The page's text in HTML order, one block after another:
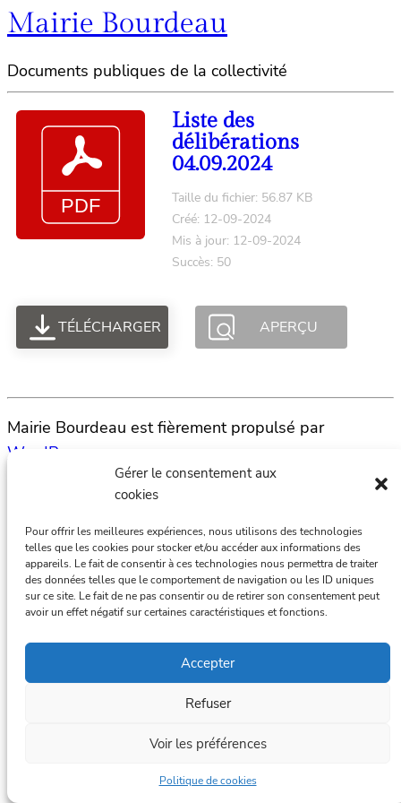
Gérer le consentement aux
cookies
Pour offrir les meilleures expériences, nous utilisons des technologies
telles que les cookies pour stocker et/ou accéder aux informations des
appareils. Le fait de consentir à ces technologies nous permettra de traiter
des données telles que le comportement de navigation ou les ID uniques
sur ce site. Le fait de ne pas consentir ou de retirer son consentement peut
avoir un effet négatif sur certaines caractéristiques et fonctions.
Accepter
Refuser
Voir les préférences
Politique de cookies
Mairie Bourdeau
Documents publiques de la collectivité
Liste des
délibérations
04.09.2024
Taille du fichier: 56.87 KB
Créé: 12-09-2024
Mis à jour: 12-09-2024
Succès: 50
TÉLÉCHARGER APERÇU
Mairie Bourdeau est fièrement propulsé par
WordPress